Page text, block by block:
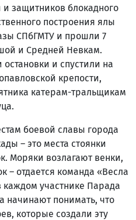
защитников блокадного
построения ялы
СПбГМТУ и прошли 7
и Средней Невкам.
и спустили на
крепости,
катерам-тральщикам
боевой славы города
– это места стоянки
Моряки возлагают венки,
– отдается команда «Весла
каждом участнике Парада
начинают понимать, что
которые создали эту